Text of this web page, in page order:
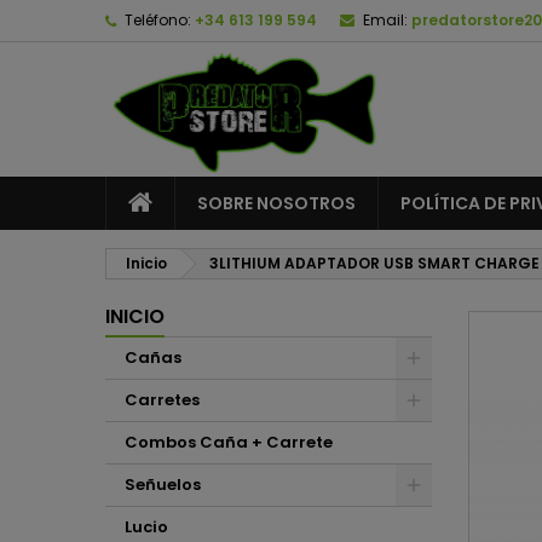
Teléfono: +34 613 199 594 Email:
SOBRE NOSOTROS POLÍTICA DE
Inicio 3LITHIUM ADAPTADOR USB SMART CHARGE
INICIO
Cañas
Carretes
Combos Caña + Carrete
Señuelos
Lucio